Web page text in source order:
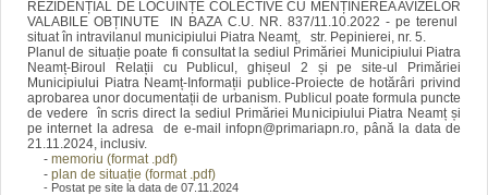
REZIDENȚIAL DE LOCUINȚE COLECTIVE CU MENȚINEREA AVIZELOR
VALABILE OBȚINUTE IN BAZA C.U. NR. 837/11.10.2022 - pe terenul
situat în intravilanul municipiului Piatra Neamț, str. Pepinierei, nr. 5.
Planul de situație poate fi consultat la sediul Primăriei Municipiului Piatra
Neamț-Biroul Relații cu Publicul, ghișeul 2 și pe site-ul Primăriei
Municipiului Piatra Neamț-Informații publice-Proiecte de hotărâri privind
aprobarea unor documentații de urbanism. Publicul poate formula puncte
de vedere în scris direct la sediul Primăriei Municipiului Piatra Neamț și
pe internet la adresa de e-mail infopn@primariapn.ro, până la data de
21.11.2024, inclusiv.
- memoriu (format .pdf)
- plan de situație (format .pdf)
- Postat pe site la data de 07.11.2024